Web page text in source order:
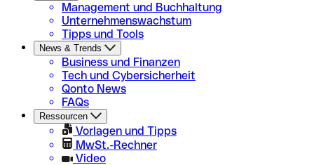
Management und Buchhaltung
Unternehmenswachstum
Tipps und Tools
News & Trends
Business und Finanzen
Tech und Cybersicherheit
Qonto News
FAQs
Ressourcen
Vorlagen und Tipps
MwSt.-Rechner
Video